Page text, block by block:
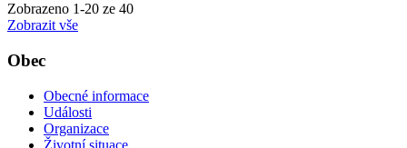
Zobrazeno 1-20 ze 40
Zobrazit vše
Obec
Obecné informace
Události
Organizace
Životní situace